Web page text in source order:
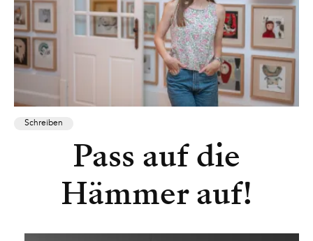
Schreiben
Pass auf die
Hämmer auf!